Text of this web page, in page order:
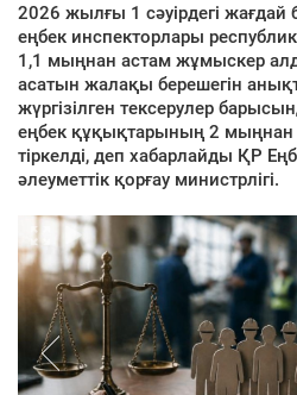
2026 жылғы 1 сәуірдегі
еңбек инспекторлары
1,1 мыңнан астам жұмыскер
асатын жалақы берешегін
жүргізілген тексерулер
еңбек құқықтарының 2
тіркелді, деп хабарлайды ҚР
әлеуметтік қорғау министрлігі.